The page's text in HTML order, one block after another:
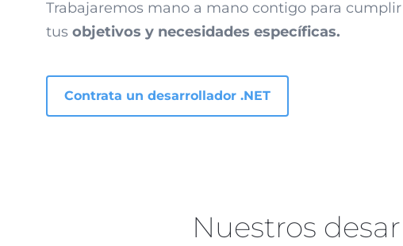
Trabajaremos mano a mano contigo para
tus objetivos y necesidades específicas.
Contrata un desarrollador .NET
Nuestros